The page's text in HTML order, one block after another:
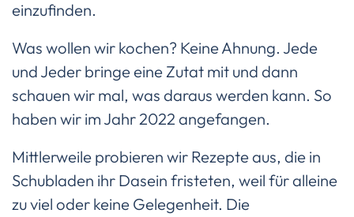
einzufinden.
Was wollen wir kochen? Keine Ahnung. Jede
und Jeder bringe eine Zutat mit und dann
schauen wir mal, was daraus werden kann. So
haben wir im Jahr 2022 angefangen.
Mittlerweile probieren wir Rezepte aus, die in
Schubladen ihr Dasein fristeten, weil für alleine
zu viel oder keine Gelegenheit. Die